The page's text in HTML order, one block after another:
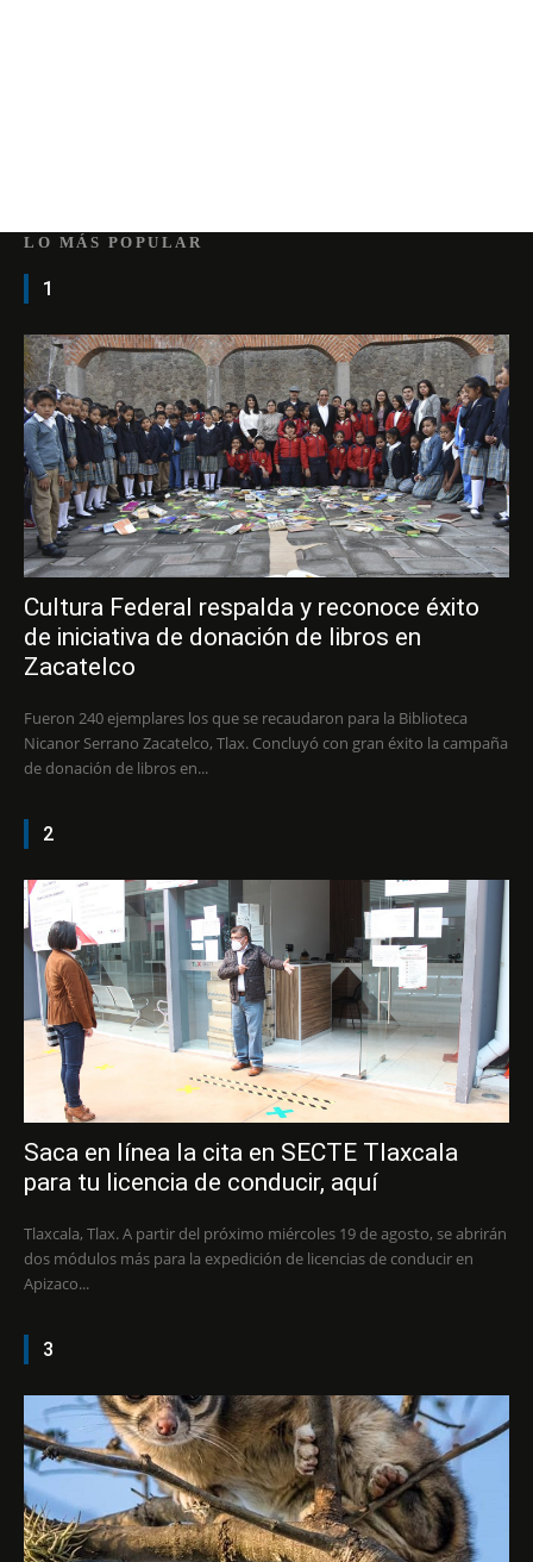
LO MÁS POPULAR
1
Cultura Federal respalda y reconoce éxito
de iniciativa de donación de libros en
Zacatelco
Fueron 240 ejemplares los que se recaudaron para la Biblioteca
Nicanor Serrano Zacatelco, Tlax. Concluyó con gran éxito la campaña
de donación de libros en...
2
Saca en línea la cita en SECTE Tlaxcala
para tu licencia de conducir, aquí
Tlaxcala, Tlax. A partir del próximo miércoles 19 de agosto, se abrirán
dos módulos más para la expedición de licencias de conducir en
Apizaco...
3